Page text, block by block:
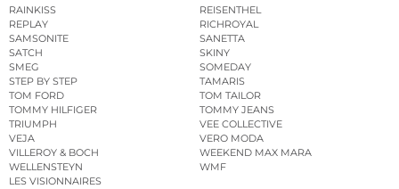
RAINKISS
REISENTHEL
REPLAY
RICHROYAL
SAMSONITE
SANETTA
SATCH
SKINY
SMEG
SOMEDAY
STEP BY STEP
TAMARIS
TOM FORD
TOM TAILOR
TOMMY HILFIGER
TOMMY JEANS
TRIUMPH
VEE COLLECTIVE
VEJA
VERO MODA
VILLEROY & BOCH
WEEKEND MAX MARA
WELLENSTEYN
WMF
LES VISIONNAIRES